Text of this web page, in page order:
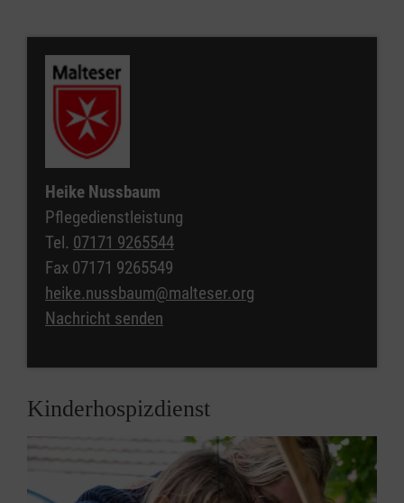
Heike Nussbaum
Pflegedienstleistung
Tel. 07171 9265544
Fax 07171 9265549
heike.nussbaum@malteser.org
Nachricht senden
Kinderhospizdienst